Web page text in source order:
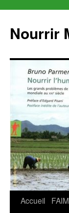
contenu
Nourrir
Accueil